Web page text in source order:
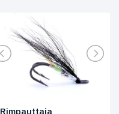
Rimpauttaja